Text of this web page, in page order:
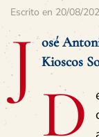
Escrito en 20/08/
J osé
Kioscos
D